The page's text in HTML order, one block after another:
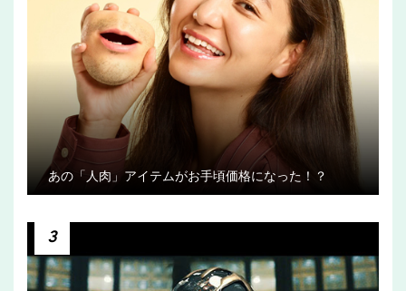
あの「人肉」アイテムがお手頃価格になった！？
3